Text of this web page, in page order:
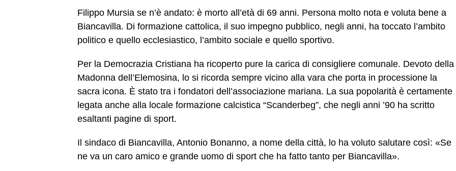
Filippo Mursia se n’è andato: è morto all’età di 69 anni. Persona molto nota e voluta bene a
Biancavilla. Di formazione cattolica, il suo impegno pubblico, negli anni, ha toccato l’ambito
politico e quello ecclesiastico, l’ambito sociale e quello sportivo.
Per la Democrazia Cristiana ha ricoperto pure la carica di consigliere comunale. Devoto della
Madonna dell’Elemosina, lo si ricorda sempre vicino alla vara che porta in processione la
sacra icona. È stato tra i fondatori dell’associazione mariana. La sua popolarità è certamente
legata anche alla locale formazione calcistica “Scanderbeg”, che negli anni ’90 ha scritto
esaltanti pagine di sport.
Il sindaco di Biancavilla, Antonio Bonanno, a nome della città, lo ha voluto salutare così: «Se
ne va un caro amico e grande uomo di sport che ha fatto tanto per Biancavilla».